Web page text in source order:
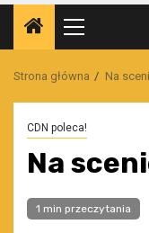
Menu
główne
Strona główna Na
CDN poleca!
Na
1 min przeczytania